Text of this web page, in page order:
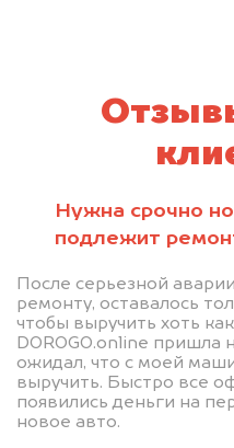
Нужна срочно
подлежит
После серьезной
ремонту, оставалось
чтобы выручить хоть
DOROGO.online
ожидал, что с моей
выручить. Быстро все
появились деньги на
новое авто.